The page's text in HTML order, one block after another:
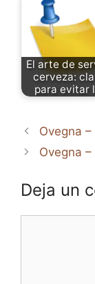
El arte de
cerveza:
para evitar
Ovegna
Ovegna
Deja un